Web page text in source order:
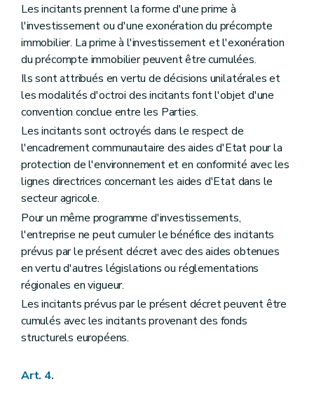
Les incitants prennent la forme d'une prime à
l'investissement ou d'une exonération du précompte
immobilier. La prime à l'investissement et l'exonération
du précompte immobilier peuvent être cumulées.
Ils sont attribués en vertu de décisions unilatérales et
les modalités d'octroi des incitants font l'objet d'une
convention conclue entre les Parties.
Les incitants sont octroyés dans le respect de
l'encadrement communautaire des aides d'Etat pour la
protection de l'environnement et en conformité avec les
lignes directrices concernant les aides d'Etat dans le
secteur agricole.
Pour un même programme d'investissements,
l'entreprise ne peut cumuler le bénéfice des incitants
prévus par le présent décret avec des aides obtenues
en vertu d'autres législations ou réglementations
régionales en vigueur.
Les incitants prévus par le présent décret peuvent être
cumulés avec les incitants provenant des fonds
structurels européens.
Art. 4.